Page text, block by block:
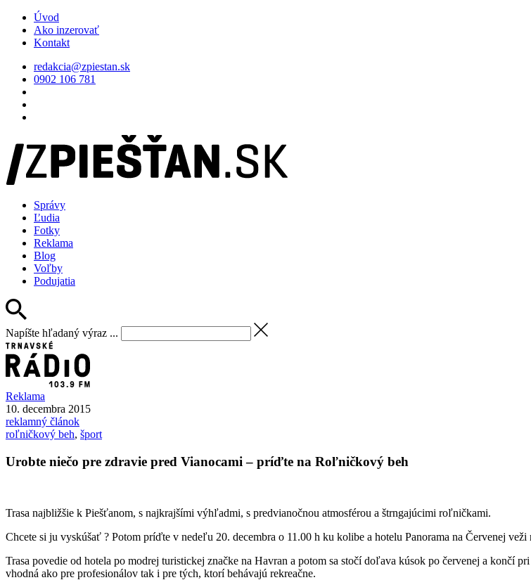
Úvod
Ako inzerovať
Kontakt
redakcia@zpiestan.sk
0902 106 781
Správy
Ľudia
Fotky
Reklama
Blog
Voľby
Podujatia
Napíšte hľadaný výraz ...
Reklama
10. decembra 2015
reklamný článok
roľničkový beh, šport
Urobte niečo pre zdravie pred Vianocami – príďte na Roľničkový beh
Trasa najbližšie k Piešťanom, s najkrajšími výhľadmi, s predvianočnou atmosférou a štrngajúcimi roľničkami.
Chcete si ju vyskúšať ? Potom príďte v nedeľu 20. decembra o 11.00 h ku kolibe a hotelu Panorama na Červenej
Trasa povedie od hotela po modrej turistickej značke na Havran a potom sa stočí doľava kúsok po červenej a končí
vhodná ako pre profesionálov tak i pre tých, ktorí behávajú rekreačne.